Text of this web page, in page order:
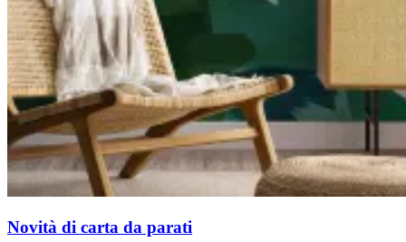
Novità di carta da parati